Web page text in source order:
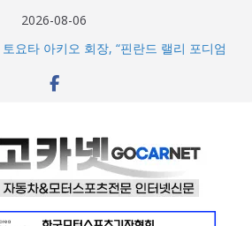
2026-08-06
요타 아키오 회장, “핀란드 랠리 포디엄
리뷰] 란치아 코르세 HF, 그리야진 랠리
시
입 승용차 신규 등록 전년 대비 14.3%
여름철 주행 위한 타이어 관리법 제안